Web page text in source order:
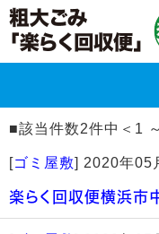
■該当件数2件中＜1
[ゴミ屋敷] 2020年05
楽らく回収便横浜市